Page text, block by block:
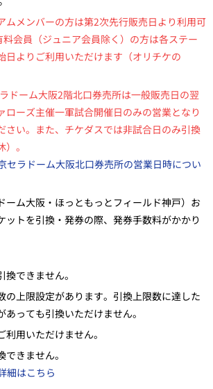
メンバーの方は第2次先行販売日より利用可
会員（ジュニア会員除く）の方は各ステー
日よりご利用いただけます（オリチケの
ドーム大阪2階北口券売所は一般販売日の翌
ローズ主催一軍試合開催日のみの営業となり
さい。また、チケダスでは非試合日のみ引換
。
セラドーム大阪北口券売所の営業日時につい
ーム大阪・ほっともっとフィールド神戸）お
ットを引換・発券の際、発券手数料がかかり
できません。
の上限設定があります。引換上限数に達した
っても引換いただけません。
用いただけません。
きません。
細はこちら